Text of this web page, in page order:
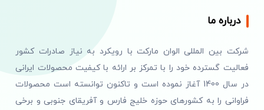
درباره ما
شرکت بین المللی الوان مارکت با رویکرد به نیاز صادرات کشور
فعالیت گسترده خود را با تمرکز بر ارائه با کیفیت محصولات ایرانی
در سال 1400 آغاز نموده است و تاکنون توانسته است محصولات
فراوانی را به کشورهای حوزه خلیج فارس و آفریقای جنوبی و برخی